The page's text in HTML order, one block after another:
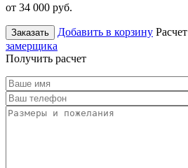
от 34 000 руб.
Заказать Добавить в корзину
замерщика
Получить расчет